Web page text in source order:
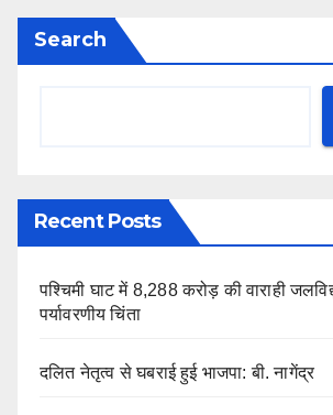
Search
Recent Posts
पश्चिमी घाट में 8,288 करोड़ की वाराही
पर्यावरणीय चिंता
दलित नेतृत्व से घबराई हुई भाजपा: बी. नागेंद्र